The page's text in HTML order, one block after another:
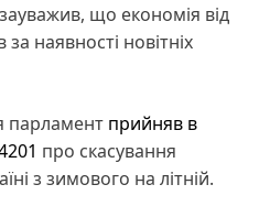
що економія від
наявності новітніх
парламент прийняв в
про скасування
з зимового на літній.